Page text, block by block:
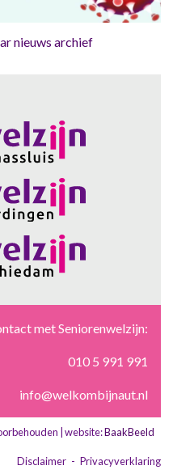
nieuws archief
met Seniorenwelzijn:
010 5 991 991
info@welkombijnaut.nl
| website:BaakBeeld
Disclaimer - Privacyverklaring